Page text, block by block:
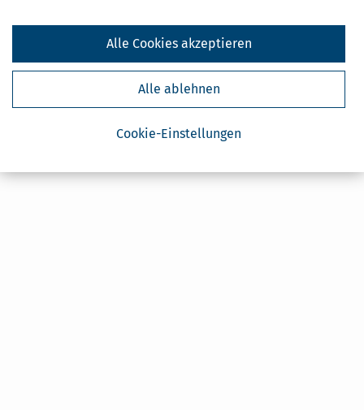
Cookie-Einstellungen
Alle ablehnen
Alle Cookies akzeptieren
Steuertipps
Steuertipps Selbstständige
Geldtipps
Ja, ich möchte die kostenlosen Newsletter
von Steuertipps abonnieren. Die
Datenschutzhinweisehabe ich gelesen.
Abbestellung des Newsletters widerrufen.